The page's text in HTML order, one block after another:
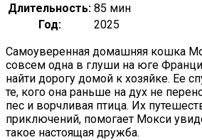
Длительность: 85 мин
Год:
2025
Самоуверенная домашняя кошка
совсем одна в глуши на юге
найти дорогу домой к хозяйке. Ее
те, кого она раньше на дух не
пес и ворчливая птица. Их
приключений, помогает Мокси
такое настоящая дружба.